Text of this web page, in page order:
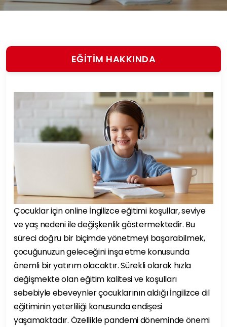
EĞİTİM HAKKINDA
Çocuklar için online İngilizce eğitimi koşullar, seviye
ve yaş nedeni ile değişkenlik göstermektedir. Bu
süreci doğru bir biçimde yönetmeyi başarabilmek,
çocuğunuzun geleceğini inşa etme konusunda
önemli bir yatırım olacaktır. Sürekli olarak hızla
değişmekte olan eğitim kalitesi ve koşulları
sebebiyle ebeveynler çocuklarının aldığı İngilizce dil
eğitiminin yeterliliği konusunda endişesi
yaşamaktadır. Özellikle pandemi döneminde önemi